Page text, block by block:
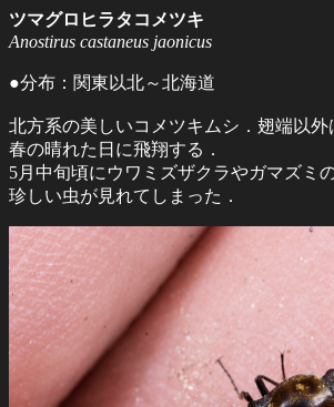
ツマグロヒラタコメツキ
Anostirus castaneus jaonicus
●分布：関東以北～北海道
北方系の美しいコメツキムシ．翅端以
春の晴れた日に飛翔する．
5月中旬頃にウワミズザクラやガマズミ
珍しい虫が見れてしまった．